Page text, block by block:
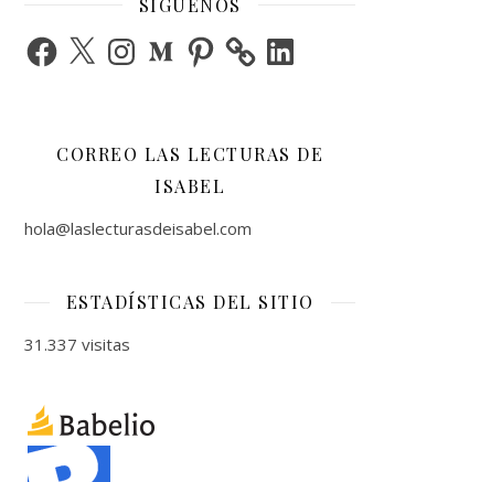
Facebook
X InstagramMediumPinterest LinkedIn
CORREO LAS LECTURAS DE
ISABEL
hola@laslecturasdeisabel.com
ESTADÍSTICAS DEL SITIO
31.337 visitas